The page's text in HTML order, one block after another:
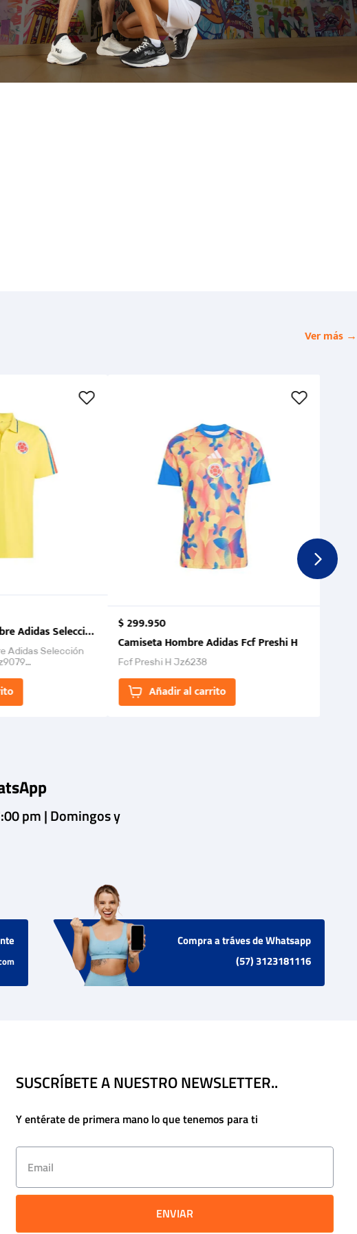
Ver más →
Adidas Selección Colombia FCF 2026.
Adidas Selección
$299.950
Camiseta Hombre Adidas Fcf Preshi H
Fcf Preshi H Jz6238
Añadir al carrito
pm | Domingos y
Compra a tráves de Whatsapp
(57) 3123181116
SUSCRÍBETE A NUESTRO NEWSLETTER..
Y entérate de primera mano lo que tenemos para ti
ENVIAR